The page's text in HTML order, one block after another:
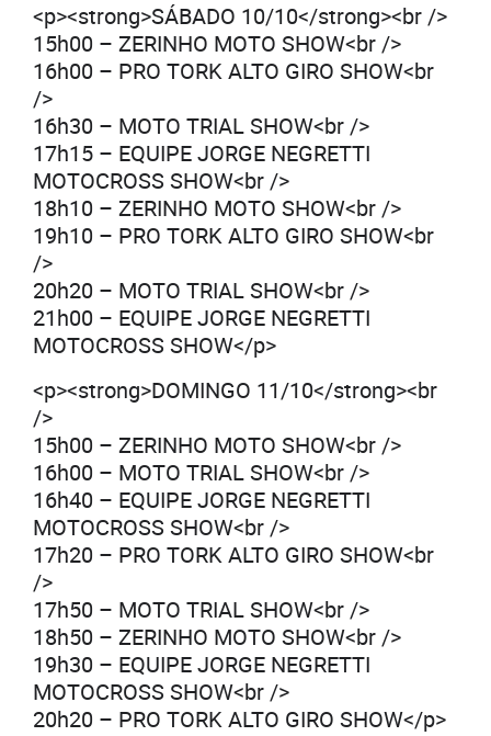
<p><strong>SÁBADO 10/10</strong><br />
15h00 – ZERINHO MOTO SHOW<br />
16h00 – PRO TORK ALTO GIRO SHOW<br
/>
16h30 – MOTO TRIAL SHOW<br />
17h15 – EQUIPE JORGE NEGRETTI
MOTOCROSS SHOW<br />
18h10 – ZERINHO MOTO SHOW<br />
19h10 – PRO TORK ALTO GIRO SHOW<br
/>
20h20 – MOTO TRIAL SHOW<br />
21h00 – EQUIPE JORGE NEGRETTI
MOTOCROSS SHOW</p>
<p><strong>DOMINGO 11/10</strong><br
/>
15h00 – ZERINHO MOTO SHOW<br />
16h00 – MOTO TRIAL SHOW<br />
16h40 – EQUIPE JORGE NEGRETTI
MOTOCROSS SHOW<br />
17h20 – PRO TORK ALTO GIRO SHOW<br
/>
17h50 – MOTO TRIAL SHOW<br />
18h50 – ZERINHO MOTO SHOW<br />
19h30 – EQUIPE JORGE NEGRETTI
MOTOCROSS SHOW<br />
20h20 – PRO TORK ALTO GIRO SHOW</p>